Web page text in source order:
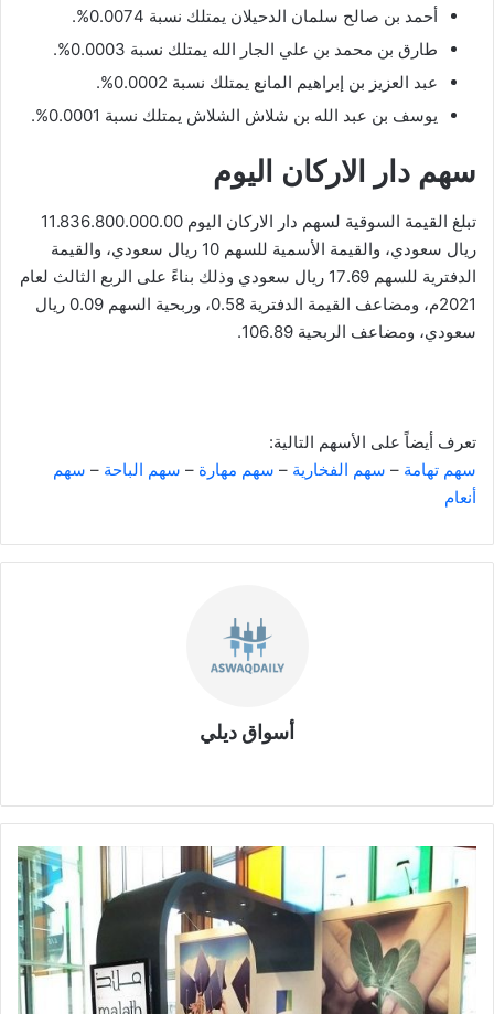
أحمد بن صالح سلمان الدحيلان يمتلك نسبة 0.0074%.
طارق بن محمد بن علي الجار الله يمتلك نسبة 0.0003%.
عبد العزيز بن إبراهيم المانع يمتلك نسبة 0.0002%.
يوسف بن عبد الله بن شلاش الشلاش يمتلك نسبة 0.0001%.
سهم دار الاركان اليوم
تبلغ القيمة السوقية لسهم دار الاركان اليوم 11.836.800.000.00
ريال سعودي، والقيمة الأسمية للسهم 10 ريال سعودي، والقيمة
الدفترية للسهم 17.69 ريال سعودي وذلك بناءً على الربع الثالث لعام
2021م، ومضاعف القيمة الدفترية 0.58، وربحية السهم 0.09 ريال
سعودي، ومضاعف الربحية 106.89.
تعرف أيضاً على الأسهم التالية:
سهم تهامة – سهم الفخارية – سهم مهارة – سهم الباحة – سهم
أنعام
أسواق ديلي
ملاذ
للتأمين